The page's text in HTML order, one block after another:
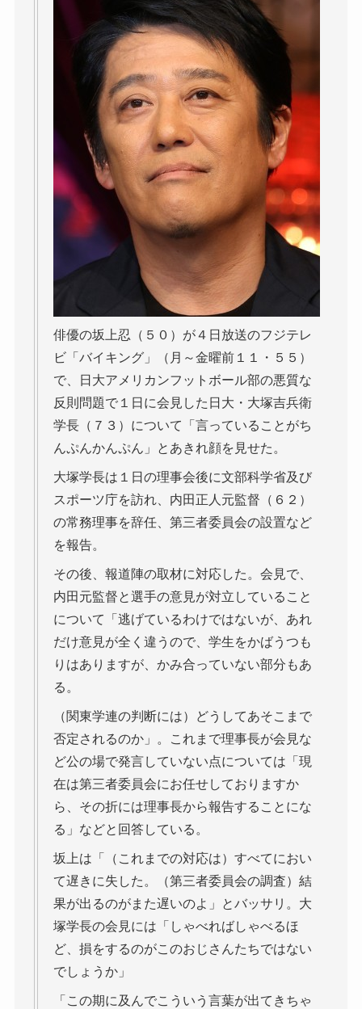
俳優の坂上忍（５０）が４日放送のフジテレ
ビ「バイキング」（月～金曜前１１・５５）
で、日大アメリカンフットボール部の悪質な
反則問題で１日に会見した日大・大塚吉兵衛
学長（７３）について「言っていることがち
んぷんかんぷん」とあきれ顔を見せた。
大塚学長は１日の理事会後に文部科学省及び
スポーツ庁を訪れ、内田正人元監督（６２）
の常務理事を辞任、第三者委員会の設置など
を報告。
その後、報道陣の取材に対応した。会見で、
内田元監督と選手の意見が対立していること
について「逃げているわけではないが、あれ
だけ意見が全く違うので、学生をかばうつも
りはありますが、かみ合っていない部分もあ
る。
（関東学連の判断には）どうしてあそこまで
否定されるのか」。これまで理事長が会見な
ど公の場で発言していない点については「現
在は第三者委員会にお任せしておりますか
ら、その折には理事長から報告することにな
る」などと回答している。
坂上は「（これまでの対応は）すべてにおい
て遅きに失した。（第三者委員会の調査）結
果が出るのがまた遅いのよ」とバッサリ。大
塚学長の会見には「しゃべればしゃべるほ
ど、損をするのがこのおじさんたちではない
でしょうか」
「この期に及んでこういう言葉が出てきちゃ